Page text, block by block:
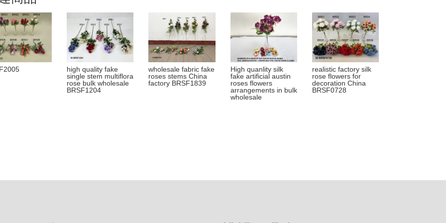
high quality fake
single stem multiflora
rose bulk wholesale
BRSF1204
wholesale fabric fake
roses stems China
factory BRSF1839
High quanlity silk
fake artificial austin
roses flowers
arrangements in bulk
wholesale
realistic factory silk
rose flowers for
decoration China
BRSF0728